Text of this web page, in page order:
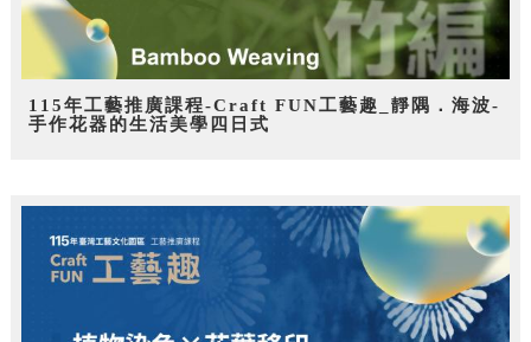
115年工藝推廣課程-Craft FUN工藝趣_靜隅．海波-
手作花器的生活美學四日式